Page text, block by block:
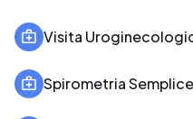
Visita
Spirometria